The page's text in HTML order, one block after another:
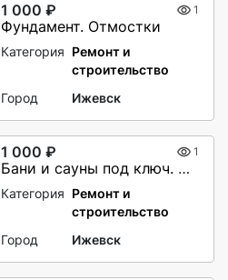
1 000 ₽ 1
Фундамент. Отмостки
Категория Ремонт и
строительство
Город
Ижевск
1 000 ₽ 1
Бани и сауны под ключ. Ремонт
Категория Ремонт и
строительство
Город
Ижевск